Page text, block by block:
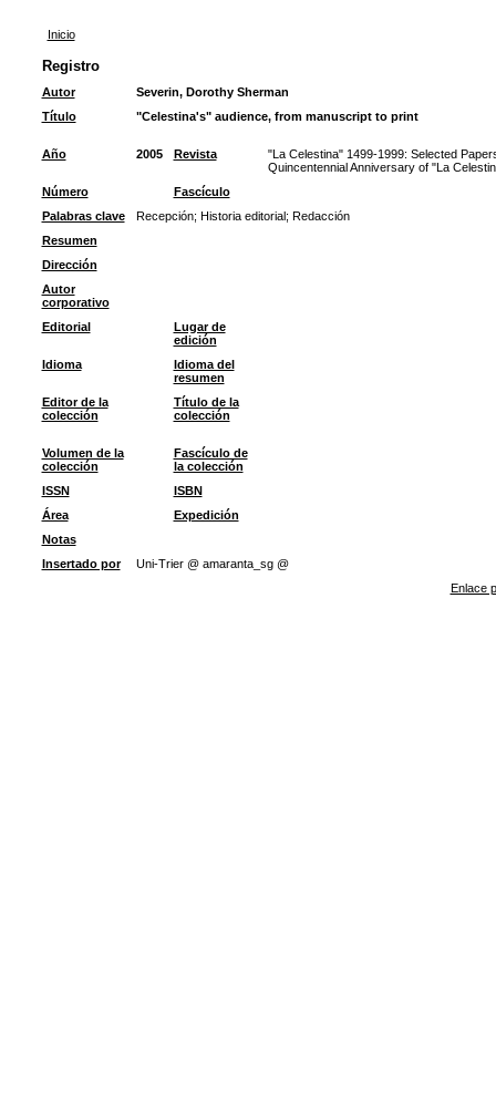
Inicio
Registro
Autor
Severin, Dorothy Sherman
Título
"Celestina's" audience, from manuscript to print
Año 2005 Revista
"La Celestina" 1499-1999: Selected
Quincentennial Anniversary of "La
Número
Fascículo
Palabras clave
Recepción; Historia editorial; Redacción
Resumen
Dirección
Autor
corporativo
Editorial
Lugar de
edición
Idioma
Idioma del
resumen
Editor de la
colección
Título de la
colección
Volumen de la
colección
Fascículo de
la colección
ISSN
ISBN
Área
Expedición
Notas
Insertado por
Uni-Trier @ amaranta_sg @
Enlace